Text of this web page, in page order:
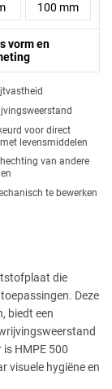
100 mm
vorm en
Vierkant
Driehoek
Rechthoek
Ovaal
voor direct
levensmiddelen
van andere
te bewerken
die
Deze
biedt een
HMPE 500
visuele hygiëne en